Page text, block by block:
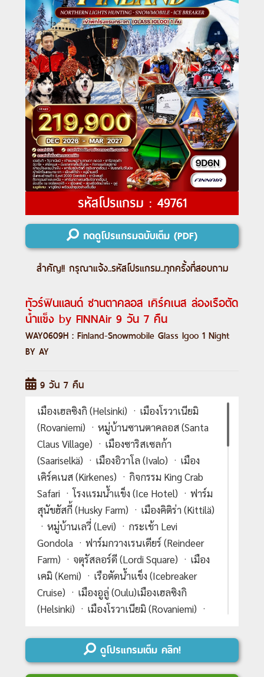
รหัสโปรแกรม : 49761
กดดูโปรแกรมฉบับเต็ม (PDF)
สำคัญ!! กรุณาแจ้ง..รหัสโปรแกรม..ทุกครั้งที่สอบถาม
ทัวร์ฟินแลนด์ ซานตาคลอส เคิร์คเนส ล่องเรือตัด
น้ำแข็ง by FINNAir 9 วัน 7 คืน
WAY0609H : Finland-Snowmobile Glass Igoo 1 Night
BY AY
9 วัน 7 คืน
เมืองเฮลซิงกิ (Helsinki) ㆍเมืองโรวาเนียมิ
(Rovaniemi) ㆍหมู่บ้านซานตาคลอส (Santa
Claus Village) ㆍเมืองซาริสเซลก้า
(Saariselkä) ㆍเมืองอิวาโล (Ivalo) ㆍเมือง
เคิร์คเนส (Kirkenes) ㆍกิจกรรม King Crab
Safari ㆍโรงแรมน้ำแข็ง (Ice Hotel) ㆍฟาร์ม
สุนัขฮัสกี้ (Husky Farm) ㆍเมืองคิติร่า (Kittilä)
ㆍหมู่บ้านเลวี่ (Levi) ㆍกระเช้า Levi
Gondola ㆍฟาร์มกวางเรนเดียร์ (Reindeer
Farm) ㆍจตุรัสลอร์ดี (Lordi Square) ㆍเมือง
เคมิ (Kemi) ㆍเรือตัดน้ำแข็ง (Icebreaker
Cruise) ㆍเมืองอูลู่ (Oulu)เมืองเฮลซิงกิ
(Helsinki) ㆍเมืองโรวาเนียมิ (Rovaniemi) ㆍ
ㆍเมืองซาริสเซลก้า (Saariselkä) ㆍเมืองอิ
วาโล (Ivalo) ㆍเมืองเคิร์คเนส (Kirkenes) ㆍ
ดูโปรแกรมเต็ม คลิก!